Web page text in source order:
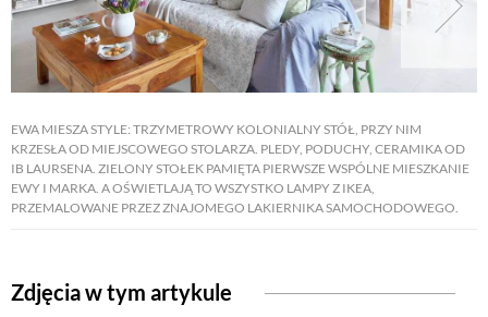
EWA MIESZA STYLE: TRZYMETROWY KOLONIALNY STÓŁ, PRZY NIM
KRZESŁA OD MIEJSCOWEGO STOLARZA. PLEDY, PODUCHY, CERAMIKA OD
IB LAURSENA. ZIELONY STOŁEK PAMIĘTA PIERWSZE WSPÓLNE MIESZKANIE
EWY I MARKA. A OŚWIETLAJĄ TO WSZYSTKO LAMPY Z IKEA,
PRZEMALOWANE PRZEZ ZNAJOMEGO LAKIERNIKA SAMOCHODOWEGO.
Zdjęcia w tym artykule
PROJEKTOWANIE OGRODU
URODA